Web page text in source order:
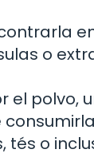
o
el polvo,
tés o